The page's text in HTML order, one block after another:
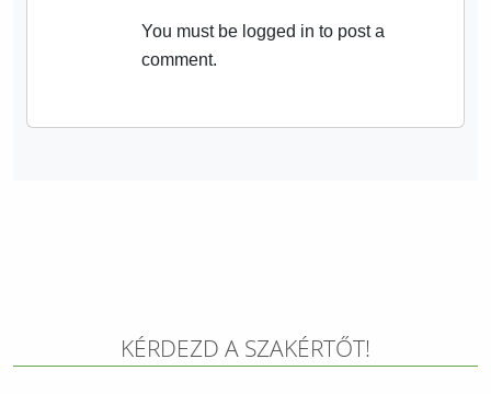
You must be logged in to post a
comment.
KÉRDEZD A SZAKÉRTŐT!